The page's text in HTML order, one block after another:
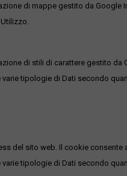
di mappe gestito da
di stili di carattere gestito
varie tipologie di Dati secondo
del sito web. Il cookie
varie tipologie di Dati secondo